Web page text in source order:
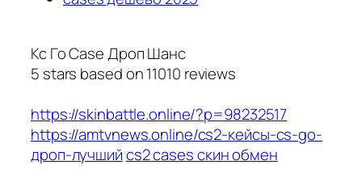
Кс Го Case Дроп Шанс
5 stars based on11010 reviews
https://skinbattle.online/?p=98232517
https://amtvnews.online/cs2-кейсы-cs-go-
дроп-лучшийcs2 cases скин обмен